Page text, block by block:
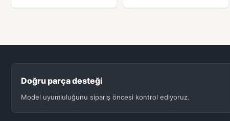
Doğru parça desteği
Model uyumluluğunu sipariş öncesi kontrol ediyoruz.